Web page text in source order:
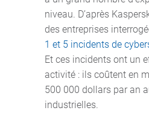
niveau. D’après
des entreprises
1 et 5 incidents de
Et ces incidents ont un
activité : ils coûtent en
500 000 dollars par an
industrielles.